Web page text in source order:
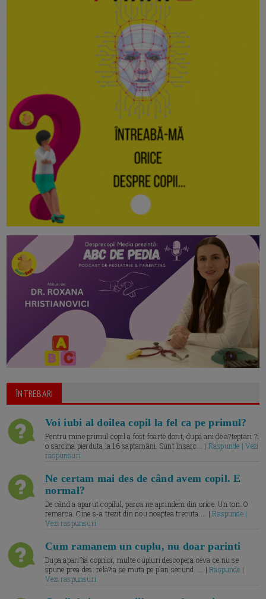
ÎNTREBARI
Voi iubi al doilea copil la fel ca pe primul?
Pentru mine primul copil a fost foarte dorit, dupa ani de a?teptari ?i
o sarcina pierduta la 16 saptamâni. Sunt însarc... | Raspunde | Vezi
raspunsuri
Ne certam mai des de când avem copil. E
normal?
De când a aparut copilul, parca ne aprindem din orice. Un ton. O
remarca. Cine s-a trezit din nou noaptea trecuta.... |Raspunde |
Vezi raspunsuri
Cum ramanem un cuplu, nu doar parinti
Dupa apari?ia copiilor, multe cupluri descopera ceva ce nu se
spune prea des: rela?ia se muta pe plan secund. ... |Raspunde |
Vezi raspunsuri